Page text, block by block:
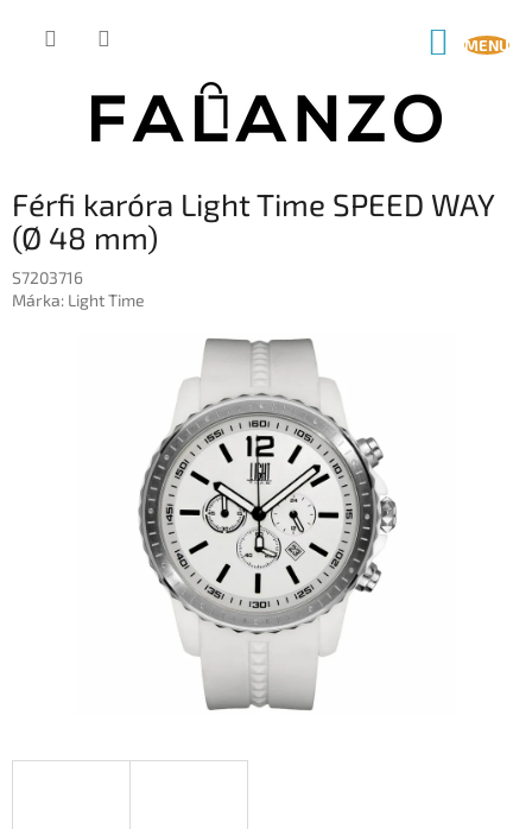
KOSÁR
Férfi karóra Light Time SPEED WAY
(Ø 48 mm)
S7203716
Márka: Light Time